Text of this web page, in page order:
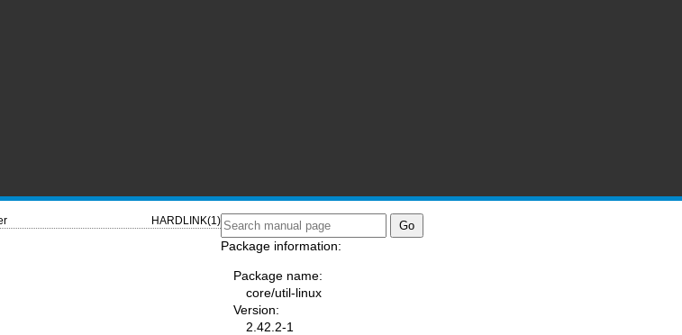
HARDLINK(1)
Package information:
Package name:
core/util-linux
Version:
2.42.2-1